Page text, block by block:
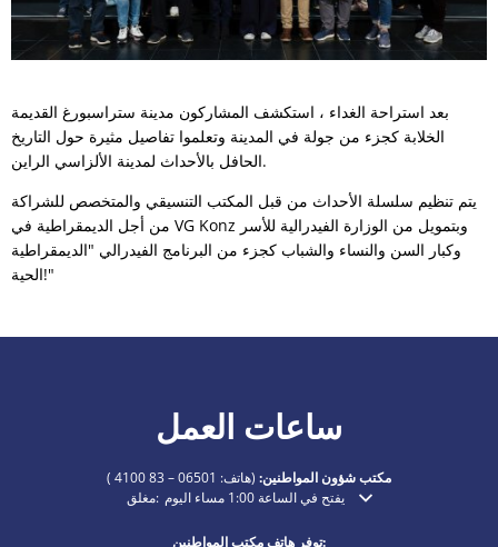
بعد استراحة الغداء ، استكشف المشاركون مدينة ستراسبورغ القديمة
الخلابة كجزء من جولة في المدينة وتعلموا تفاصيل مثيرة حول التاريخ
الحافل بالأحداث لمدينة الألزاسي الراين.
يتم تنظيم سلسلة الأحداث من قبل المكتب التنسيقي والمتخصص للشراكة
من أجل الديمقراطية في VG Konz وبتمويل من الوزارة الفيدرالية للأسر
وكبار السن والنساء والشباب كجزء من البرنامج الفيدرالي "الديمقراطية
الحية!"
ساعات العمل
مكتب شؤون المواطنين: (هاتف:
)
انقر لإخفاء أوقات الفتح أو الإغلاق الإضافية
مغلق: يفتح في الساعة 1:00 مساء اليوم
توفر هاتف مكتب المواطنين: